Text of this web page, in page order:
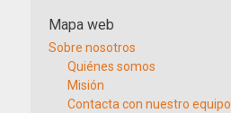
Mapa web
Sobre nosotros
Quiénes somos
Misión
Contacta con nuestro equipo